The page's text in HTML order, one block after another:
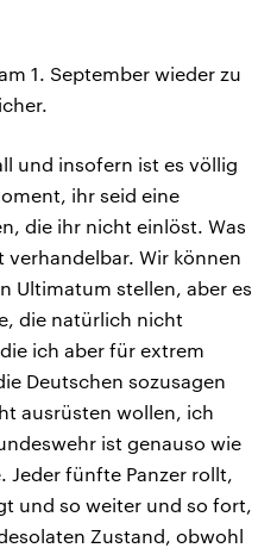
1. September wieder zu
und insofern ist es völlig
ihr seid eine
die ihr nicht einlöst. Was
verhandelbar. Wir können
Ultimatum stellen, aber es
die natürlich nicht
ich aber für extrem
Deutschen sozusagen
ausrüsten wollen, ich
ist genauso wie
Jeder fünfte Panzer rollt,
und so weiter und so fort,
Zustand, obwohl